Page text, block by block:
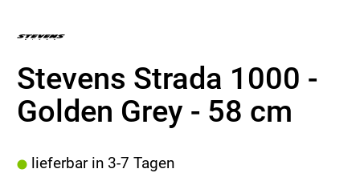
Stevens Strada 1000 -
Golden Grey - 58 cm
lieferbar in 3-7 Tagen